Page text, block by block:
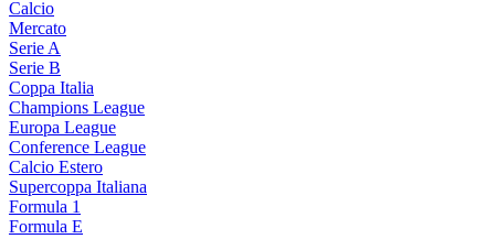
Calcio
Mercato
Serie A
Serie B
Coppa Italia
Champions League
Europa League
Conference League
Calcio Estero
Supercoppa Italiana
Formula 1
Formula E